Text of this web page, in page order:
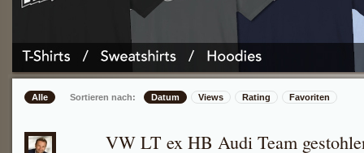
Alle Sortieren nach: Datum Views Rating Favoriten
VW LT ex HB Audi Team